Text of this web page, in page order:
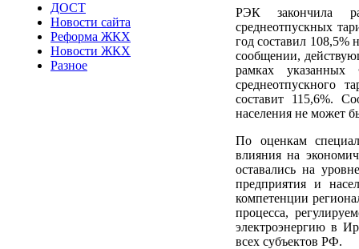
ДОСТ
Новости сайта
Реформа ЖКХ
Новости ЖКХ
Разное
РЭК закончила
среднеотпускных
год составил 108,5%
сообщении,
рамках
среднеотпускного
составит 115,6%.
населения не может
По оценкам
влияния на
оставались на
предприятия и
компетенции
процесса,
электроэнергию в
всех субъектов РФ.